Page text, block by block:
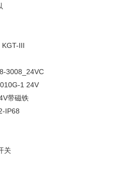
III
3008_24VC
1 24V
带磁铁
IP68
关